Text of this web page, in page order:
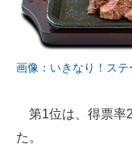
画像：いきなり！ステ
第1位は、得票率
た。